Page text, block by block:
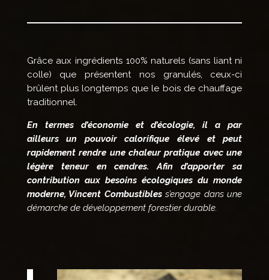
Grâce aux ingrédients 100% naturels (sans liant ni
colle) que présentent nos granulés, ceux-ci
brûlent plus longtemps que le bois de chauffage
traditionnel.
En termes d’économie et d’écologie, il a par
ailleurs un pouvoir calorifique élevé et peut
rapidement rendre une chaleur pratique avec une
légère teneur en cendres. Afin d’apporter sa
contribution aux besoins écologiques du monde
moderne, Vincent Combustibless’engage dans une
démarche de développement forestier durable.